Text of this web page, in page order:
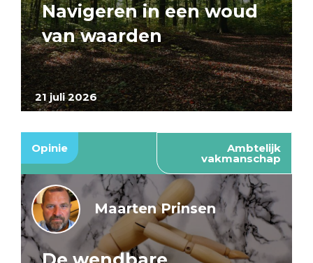
21 juli 2026
Navigeren in een woud
van waarden
Opinie Ambtelijk
vakmanschap
Maarten Prinsen